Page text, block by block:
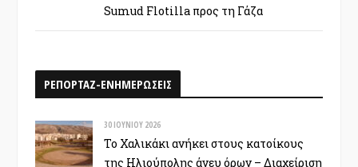
Sumud Flotilla προς τη Γάζα
ΡΕΠΟΡΤΑΖ-ΕΝΗΜΕΡΩΣΕΙΣ
30 ΙΟΥΝΊΟΥ 2026
Το Χαλικάκι ανήκει στους κατοίκους
της Ηλιούπολης άνευ όρων – Διαχείριση